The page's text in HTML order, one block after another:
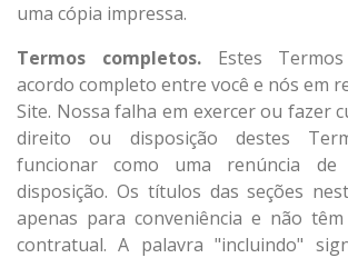
uma cópia impressa.
Termos completos. Estes
acordo completo entre você e nós em
Site. Nossa falha em exercer ou fazer
direito ou disposição destes
funcionar como uma renúncia
disposição. Os títulos das seções
apenas para conveniência e não
contratual. A palavra "incluindo"